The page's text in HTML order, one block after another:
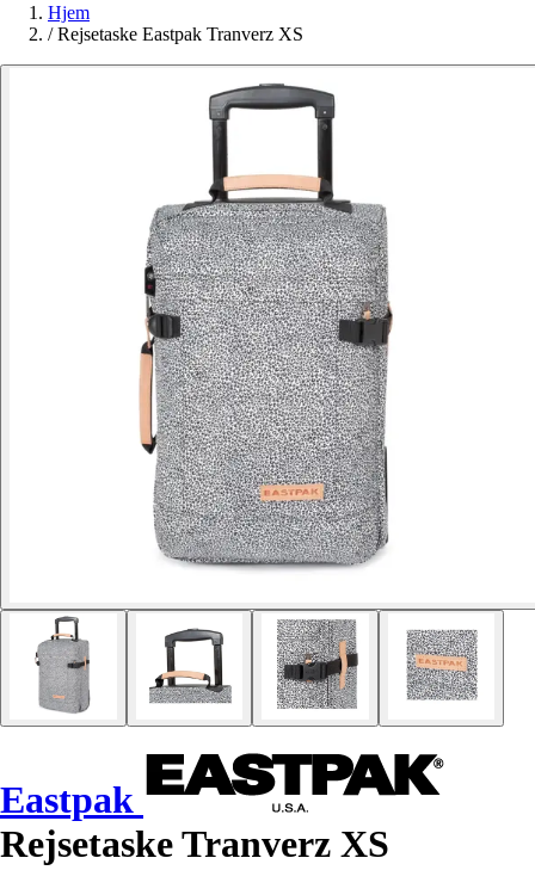
Hjem
/ Rejsetaske Eastpak Tranverz XS
Eastpak
Rejsetaske Tranverz XS